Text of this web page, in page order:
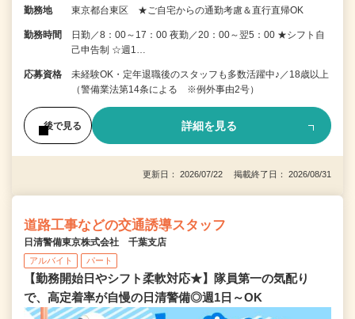
勤務地 東京都台東区 ★ご自宅からの通勤考慮＆直行直帰OK
勤務時間
日勤／8：00～17：00 夜勤／20：00～翌5：00 ★シフト自
己申告制 ☆週1…
応募資格
未経験OK・定年退職後のスタッフも多数活躍中♪／18歳以上
（警備業法第14条による ※例外事由2号）
後で見る 詳細を見る
更新日： 2026/07/22 掲載終了日： 2026/08/31
道路工事などの交通誘導スタッフ
日清警備東京株式会社 千葉支店
アルバイト パート
【勤務開始日やシフト柔軟対応★】隊員第一の気配り
で、高定着率が自慢の日清警備◎週1日～OK